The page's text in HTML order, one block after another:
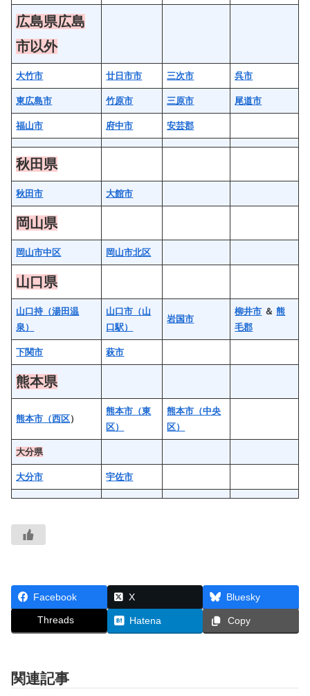
広島県広島
市以外
大竹市 廿日市市 三次市 呉市
東広島市 竹原市 三原市 尾道市
福山市 府中市 安芸郡
秋田県
秋田市 大館市
岡山県
岡山市中区 岡山市北区
山口県
山口持（湯田温
泉）
山口市（山
口駅）
岩国市
柳井市 ＆熊
毛郡
下関市 萩市
熊本県
熊本市（西区）
熊本市（東
区）
熊本市（中央
区）
大分県
大分市 宇佐市
Facebook X Bluesky
Threads Hatena Copy
関連記事